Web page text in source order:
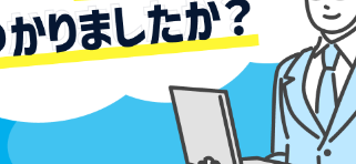
出張買取に来てくれて、搬出も丁寧でスムー